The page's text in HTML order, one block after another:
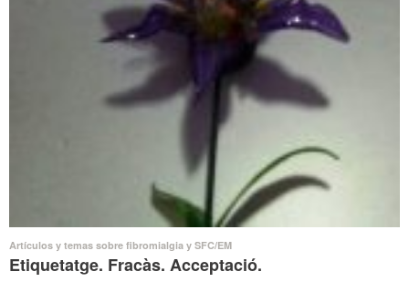
Artículos y temas sobre fibromialgia y SFC/EM
Etiquetatge. Fracàs. Acceptació.